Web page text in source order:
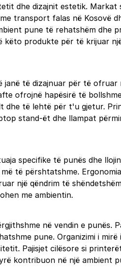
dhe dizajnit estetik. Markat
transport falas në Kosovë
pune të rehatshëm dhe
këto produkte për të krijuar
janë të dizajnuar për të ofruar
ofrojnë hapësirë të
dhe të lehtë për t'u gjetur.
stand-ët dhe llampat
specifike të punës dhe
të përshtatshme.
një qëndrim të
me ambientin.
në vendin e punës.
pune. Organizimi i mirë
Pajisjet cilësore si
kontribuon në një ambient